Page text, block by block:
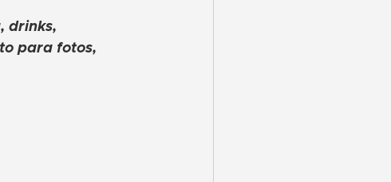
drinks,
para fotos,